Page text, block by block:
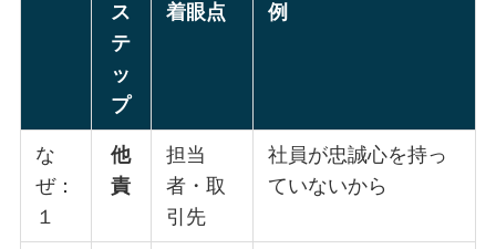
ス
テ
ッ
プ
着眼点 例
な
ぜ：
１
他
責
担当
者・取
引先
社員が忠誠心を持っ
ていないから